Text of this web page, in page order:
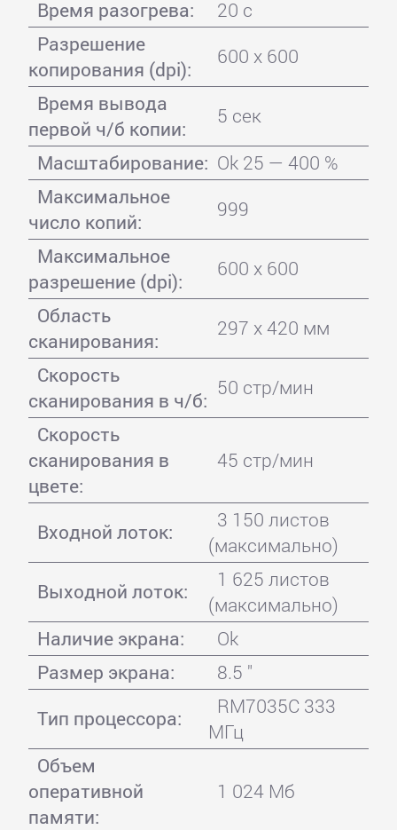
Время разогрева:
20 с
Разрешение
копирования (dpi):
600 x 600
Время вывода
первой ч/б копии:
5 сек
Масштабирование: Ok 25 — 400 %
Максимальное
число копий:
999
Максимальное
разрешение (dpi):
600 x 600
Область
сканирования:
297 x 420 мм
Скорость
сканирования в ч/б:
50 стр/мин
Скорость
сканирования в
цвете:
45 стр/мин
Входной лоток:
3 150 листов
(максимально)
Выходной лоток:
1 625 листов
(максимально)
Наличие экрана:
Ok
Размер экрана:
8.5 "
Тип процессора:
RM7035C 333
МГц
Объем
оперативной
памяти:
1 024 Мб